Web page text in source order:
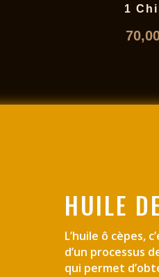
1
HUILE
L’huile ô cèpes,
d’un processus
qui permet